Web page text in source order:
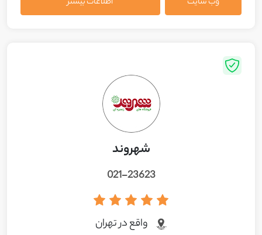
شهروند
021-23623
واقع در تهران